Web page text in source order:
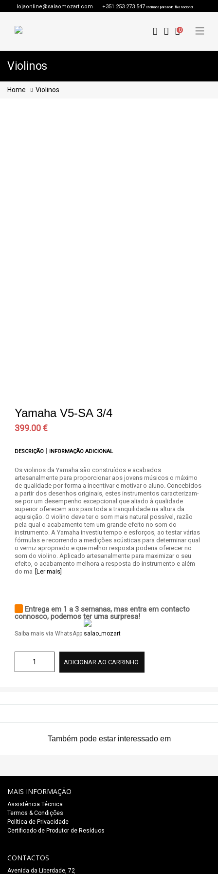
lojaonline@salaomozart.com +351 253 273 547 Chamada para rede fixa nacional
0
Violinos
Home Violinos
Yamaha V5-SA 3/4
399.00 €
DESCRIÇÃO | INFORMAÇÃO ADICIONAL
Os violinos da Yamaha são construídos e acabados
artesanalmente para proporcionar aos jovens músicos o máximo
de qualidade por forma a incentivar e motivar o aluno. Concebidos
a partir dos desenhos originais, estes instrumentos caracterizam-
se por um desempenho excepcional que aliado à qualidade
superior oferecem aos pais toda a tranquilidade na altura da
aquisição. O violino deve ter o som mais natural possível, razão
pela qual o acabamento tem um grande efeito no som do
instrumento. A Yamaha investiu tempo e esforços, ao testar várias
fórmulas e recorrendo a medições acústicas para determinar qual
o verniz apropriado e que melhor resposta poderia oferecer no
som do violino. Aplicado artesanalmente para maximizar o seu
efeito, o acabamento melhora a resposta do instrumento e além
do ma [Ler mais]
Entrega em 1 a 3 semanas, mas entra em contacto
connosco, podemos ter uma surpresa!
Saiba mais via WhatsApp
ADICIONAR AO CARRINHO
Também pode estar interessado em
MAIS INFORMAÇÃO
Assistência Técnica
Termos & Condições
Política de Privacidade
Certificado de Produtor de Resíduos
CONTACTOS
Avenida da Liberdade, 72